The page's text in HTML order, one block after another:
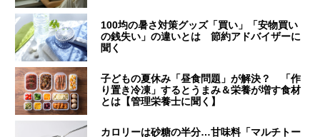
100均の暑さ対策グッズ「買い」「安物買い
の銭失い」の違いとは 節約アドバイザーに
聞く
子どもの夏休み「昼食問題」が解決？ 「作
り置き冷凍」するとうまみ＆栄養が増す食材
とは【管理栄養士に聞く】
カロリーは砂糖の半分…甘味料「マルチトー